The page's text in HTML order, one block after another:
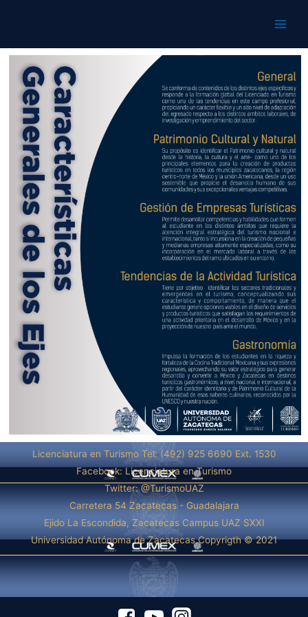
Licenciatura en Turismo Tel: (492) 925 6690 Ext. 1530
Facebook: Licenciatura en Turismo
Twitter: @TurismoUAZ
Carretera 54 Zacatecas - Guadalajara
Ejido La Escondida, Zacatecas Campus UAZ SXXI
Universidad Autónoma de Zacatecas Copyrigth © 2021